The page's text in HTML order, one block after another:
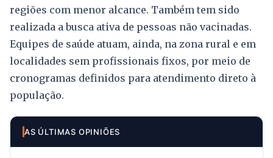
regiões com menor alcance. Também tem sido
realizada a busca ativa de pessoas não vacinadas.
Equipes de saúde atuam, ainda, na zona rural e em
localidades sem profissionais fixos, por meio de
cronogramas definidos para atendimento direto à
população.
AS ÚLTIMAS OPINIÕES